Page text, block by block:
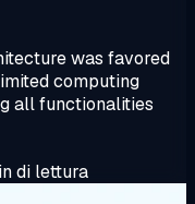
was favored
computing
all functionalities
di lettura